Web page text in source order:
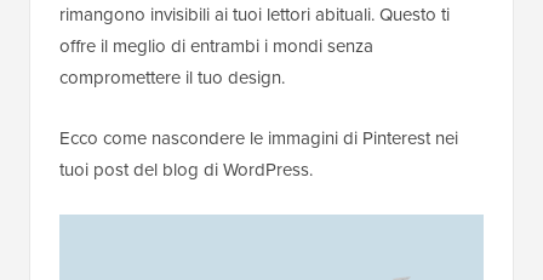
rimangono invisibili ai tuoi lettori abituali. Questo ti
offre il meglio di entrambi i mondi senza
compromettere il tuo design.
Ecco come nascondere le immagini di Pinterest nei
tuoi post del blog di WordPress.